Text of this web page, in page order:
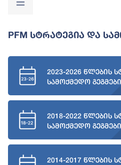
PFM Სტრატეგია Და
2023-2026 წლების
სამოქმედო გეგმები
2018-2022 წლების
სამოქმედო გეგმები
2014-2017 წლების